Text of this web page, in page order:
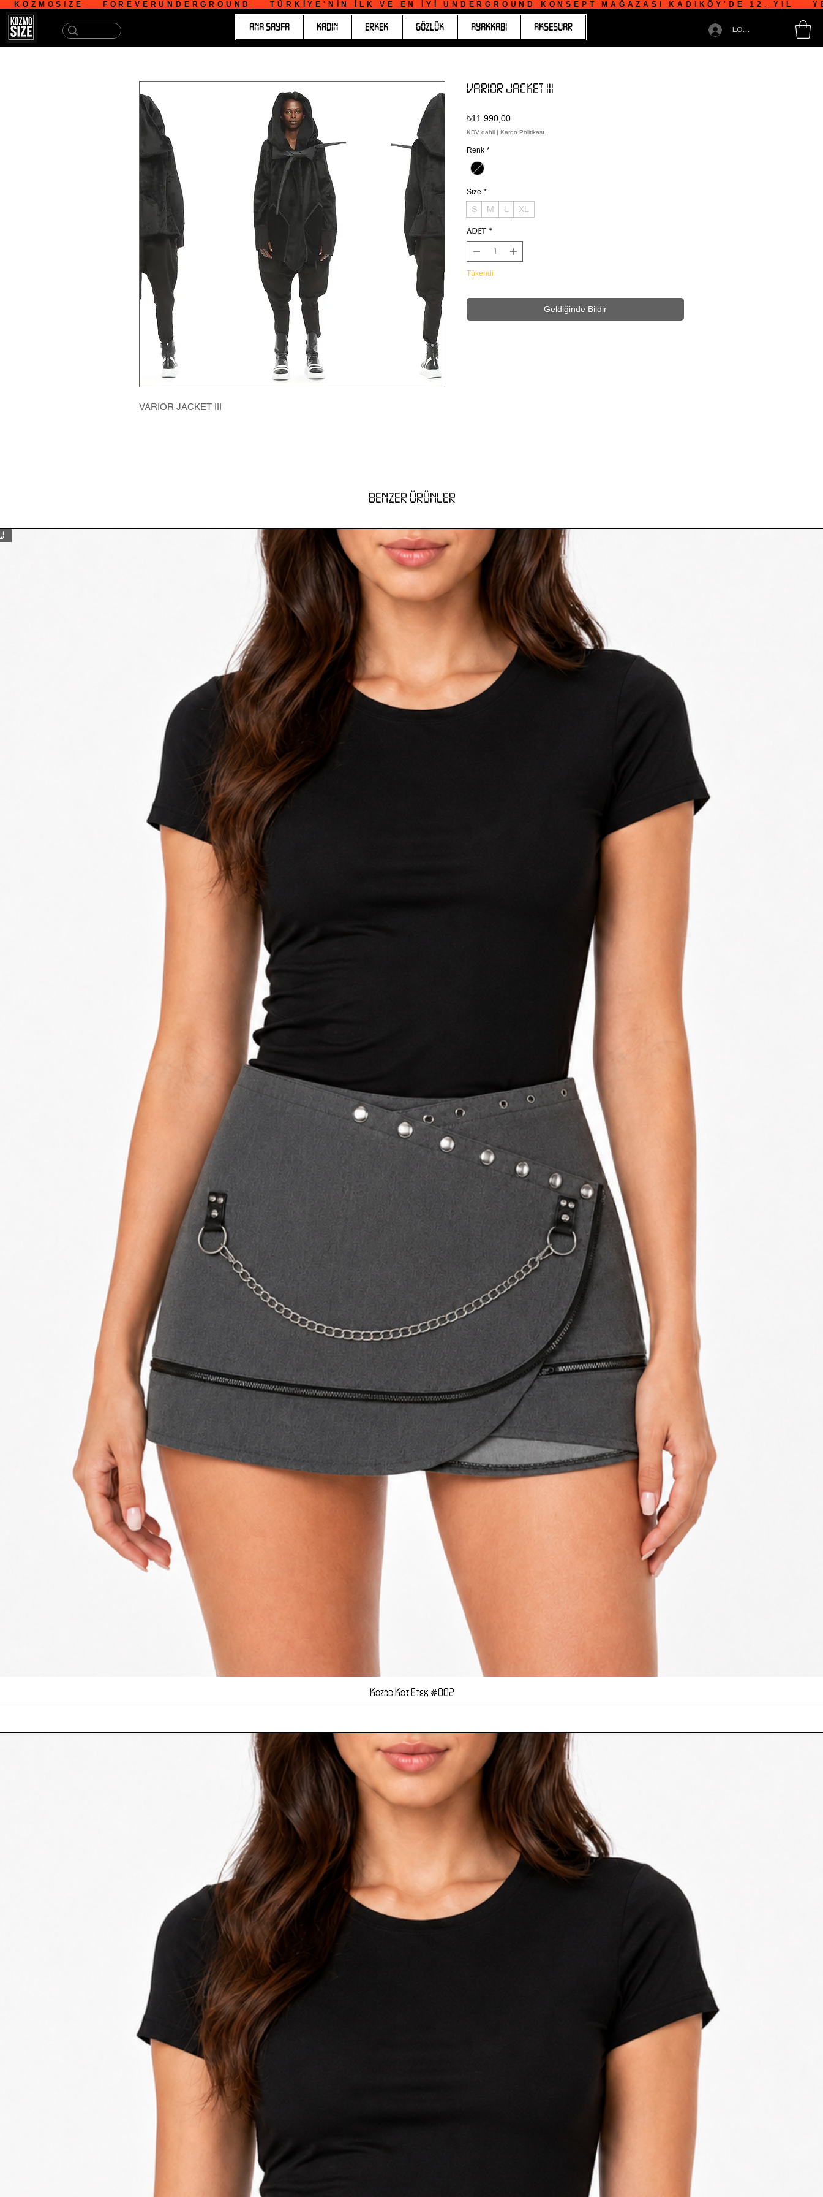
LOGIN
KOZMOSIZE    FOREVERUNDERGROUND    TÜRKİYE'NİN İLK VE EN İYİ UNDERGROUND KONSEPT MAĞAZASI KADIKÖY'DE 12. YIL
ANA SAYFA KADIN ERKEK GÖZLÜK AYAKKABI AKSESUAR
VARIOR JACKET III
VARIOR JACKET III
₺11.990,00Fiyat
KDV dahil | Kargo Politikası
Renk *
Size *
S M L XL
Adet *
Tükendi
Geldiğinde Bildir
BENZER ÜRÜNLER
Hızlı Bakış
Kozmo Kot Etek #002